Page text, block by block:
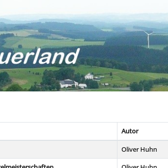
Autor
Oliver Huhn